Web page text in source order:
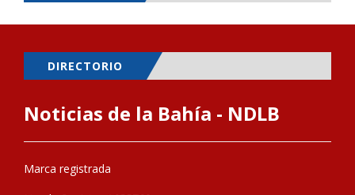
DIRECTORIO
Noticias de la Bahía - NDLB
Marca registrada